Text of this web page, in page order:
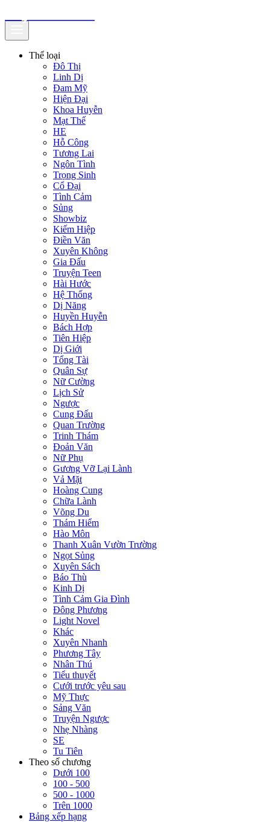
Thể loại
Đô Thị
Linh Dị
Đam Mỹ
Hiện Đại
Khoa Huyễn
Mạt Thế
HE
Hỗ Công
Tương Lai
Ngôn Tình
Trọng Sinh
Cổ Đại
Tình Cảm
Sủng
Showbiz
Kiếm Hiệp
Điền Văn
Xuyên Không
Gia Đấu
Truyện Teen
Hài Hước
Hệ Thống
Dị Năng
Huyền Huyễn
Bách Hợp
Tiên Hiệp
Dị Giới
Tổng Tài
Quân Sự
Nữ Cường
Lịch Sử
Ngược
Cung Đấu
Quan Trường
Trinh Thám
Đoản Văn
Nữ Phụ
Gương Vỡ Lại Lành
Vả Mặt
Hoàng Cung
Chữa Lành
Võng Du
Thám Hiểm
Hào Môn
Thanh Xuân Vườn Trường
Ngọt Sủng
Xuyên Sách
Báo Thù
Kinh Dị
Tình Cảm Gia Đình
Đông Phương
Light Novel
Khác
Xuyên Nhanh
Phương Tây
Nhân Thú
Tiểu thuyết
Cưới trước yêu sau
Mỹ Thực
Sảng Văn
Truyện Ngược
Nhẹ Nhàng
SE
Tu Tiên
Theo số chương
Dưới 100
100 - 500
500 - 1000
Trên 1000
Bảng xếp hạng